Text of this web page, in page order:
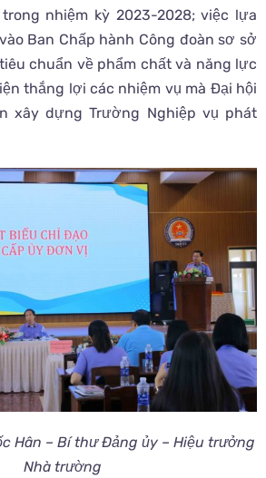
nhiệm kỳ 2023-2028; việc lựa
Ban Chấp hành Công đoàn sơ sở
chuẩn về phẩm chất và năng lực
thắng lợi các nhiệm vụ mà Đại hội
xây dựng Trường Nghiệp vụ phát
Hân – Bí thư Đảng ủy – Hiệu trưởng
Nhà trường